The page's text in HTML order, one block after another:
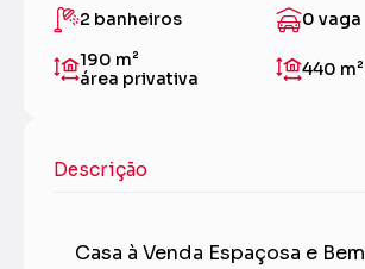
2 banheiros
0 vaga
190 m²
área privativa
440 m²
Descrição
Casa à Venda Espaçosa e Bem